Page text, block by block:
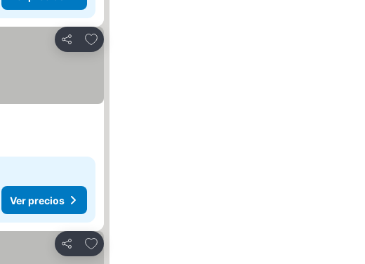
Compartir
Agregar a favoritos
Ver precios
Compartir
Agregar a favoritos